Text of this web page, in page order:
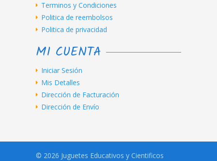
Terminos y Condiciones
Politica de reembolsos
Politica de privacidad
MI CUENTA
Iniciar Sesión
Mis Detalles
Dirección de Facturación
Dirección de Envío
© 2026 Juguetes Educativos y Cientificos